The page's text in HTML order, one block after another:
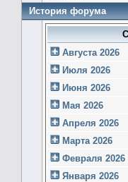
История форума
Августа 2026
Июля 2026
Июня 2026
Мая 2026
Апреля 2026
Марта 2026
Февраля 2026
Января 2026